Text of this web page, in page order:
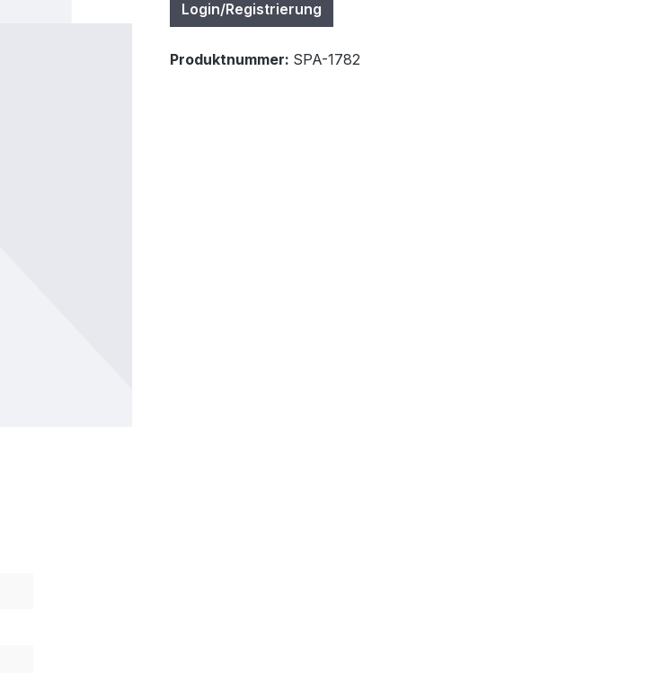
Login/Registrierung
Produktnummer: SPA-1782